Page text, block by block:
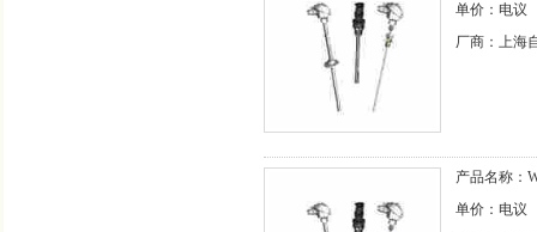
单价：电议
厂商：上海
产品名称：
单价：电议